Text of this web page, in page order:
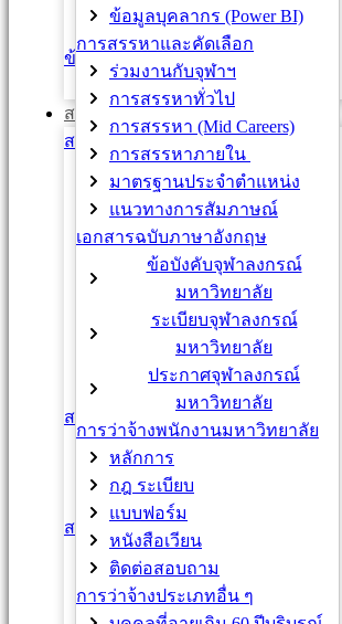
วินัย
Early Retirement
ข้าราชการ
การโอนย้าย
สวัสดิการและสิทธิประโยชน์
สวัสดิการด้านสุขภาพ
กองทุนประกันสังคม
กองทุนเงินทดแทน
เงินอุดหนุนค่ารักษาพยาบาล
(อุบัติเหตุจากการทำงาน)
ตรวจสุขภาพประจำปี
ประกันชีวิตรายเดี่ยว
ประกันสุขภาพแบบกลุ่ม
สวัสดิการยืดหยุ่น
สวัสดิการ Equal Care
สวัสดิการด้านครอบครัว
เงินอุดหนุนการศึกษาบุตร
สวัสดิการโรงเรียนสาธิตฯ
สวัสดิการงานศพ
สวัสดิการด้านการเงิน
กองทุนสำรองเลี้ยงชีพ
เงินกู้ธนาคารต่าง ๆ
เงินกู้เพื่อเคหะสงเคราะห์
ข้อมูลบุคลากร (Power BI)
การสรรหาและคัดเลือก
ร่วมงานกับจุฬาฯ
การสรรหาทั่วไป
การสรรหา (Mid Careers)
การสรรหาภายใน
มาตรฐานประจำตำแหน่ง
แนวทางการสัมภาษณ์
เอกสารฉบับภาษาอังกฤษ
ข้อบังคับจุฬาลงกรณ์
มหาวิทยาลัย
ระเบียบจุฬาลงกรณ์
มหาวิทยาลัย
ประกาศจุฬาลงกรณ์
มหาวิทยาลัย
การว่าจ้างพนักงานมหาวิทยาลัย
หลักการ
กฎ ระเบียบ
แบบฟอร์ม
หนังสือเวียน
ติดต่อสอบถาม
การว่าจ้างประเภทอื่น ๆ